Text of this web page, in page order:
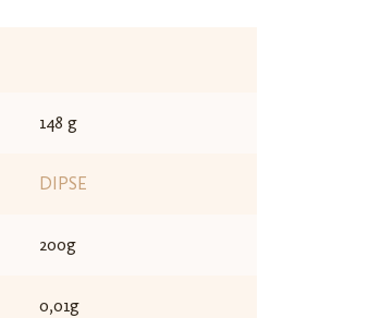
148 g
DIPSE
200g
0,01g